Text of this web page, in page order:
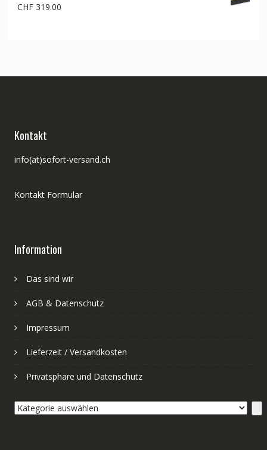
CHF319.00
Kontakt
info(at)sofort-versand.ch
Kontakt Formular
Information
Das sind wir
AGB & Datenschutz
Impressum
Lieferzeit / Versandkosten
Privatsphäre und Datenschutz
Kategorie